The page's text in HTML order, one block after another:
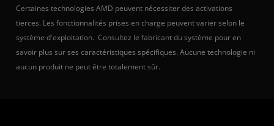
Certaines technologies AMD peuvent nécessiter des activations
tierces. Les fonctionnalités prises en charge peuvent varier selon le
système d'exploitation. Consultez le fabricant du système pour en
savoir plus sur ses caractéristiques spécifiques. Aucune technologie ni
aucun produit ne peut être totalement sûr.